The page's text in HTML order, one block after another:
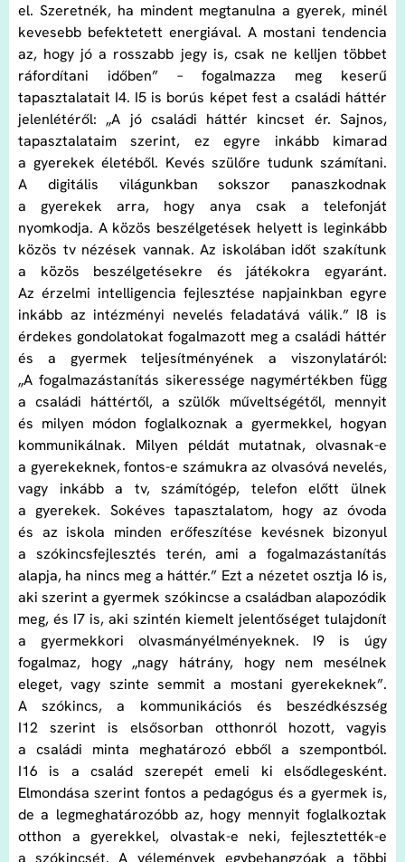
el. Szeretnék, ha mindent megtanulna a gyerek, minél
kevesebb befektetett energiával. A mostani tendencia
az, hogy jó a rosszabb jegy is, csak ne kelljen többet
ráfordítani időben” – fogalmazza meg keserű
tapasztalatait I4. I5 is borús képet fest a családi háttér
jelenlétéről: „A jó családi háttér kincset ér. Sajnos,
tapasztalataim szerint, ez egyre inkább kimarad
a gyerekek életéből. Kevés szülőre tudunk számítani.
A digitális világunkban sokszor panaszkodnak
a gyerekek arra, hogy anya csak a telefonját
nyomkodja. A közös beszélgetések helyett is leginkább
közös tv nézések vannak. Az iskolában időt szakítunk
a közös beszélgetésekre és játékokra egyaránt.
Az érzelmi intelligencia fejlesztése napjainkban egyre
inkább az intézményi nevelés feladatává válik.” I8 is
érdekes gondolatokat fogalmazott meg a családi háttér
és a gyermek teljesítményének a viszonylatáról:
„A fogalmazástanítás sikeressége nagymértékben függ
a családi háttértől, a szülők műveltségétől, mennyit
és milyen módon foglalkoznak a gyermekkel, hogyan
kommunikálnak. Milyen példát mutatnak, olvasnak-e
a gyerekeknek, fontos-e számukra az olvasóvá nevelés,
vagy inkább a tv, számítógép, telefon előtt ülnek
a gyerekek. Sokéves tapasztalatom, hogy az óvoda
és az iskola minden erőfeszítése kevésnek bizonyul
a szókincsfejlesztés terén, ami a fogalmazástanítás
alapja, ha nincs meg a háttér.” Ezt a nézetet osztja I6 is,
aki szerint a gyermek szókincse a családban alapozódik
meg, és I7 is, aki szintén kiemelt jelentőséget tulajdonít
a gyermekkori olvasmányélményeknek. I9 is úgy
fogalmaz, hogy „nagy hátrány, hogy nem mesélnek
eleget, vagy szinte semmit a mostani gyerekeknek”.
A szókincs, a kommunikációs és beszédkészség
I12 szerint is elsősorban otthonról hozott, vagyis
a családi minta meghatározó ebből a szempontból.
I16 is a család szerepét emeli ki elsődlegesként.
Elmondása szerint fontos a pedagógus és a gyermek is,
de a legmeghatározóbb az, hogy mennyit foglalkoztak
otthon a gyerekkel, olvastak-e neki, fejlesztették-e